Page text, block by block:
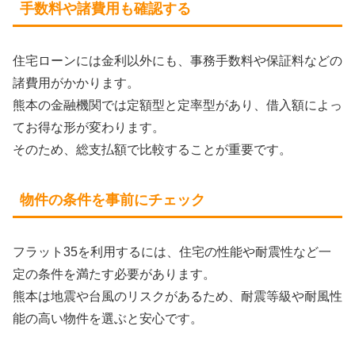
手数料や諸費用も確認する
住宅ローンには金利以外にも、事務手数料や保証料などの
諸費用がかかります。
熊本の金融機関では定額型と定率型があり、借入額によっ
てお得な形が変わります。
そのため、総支払額で比較することが重要です。
物件の条件を事前にチェック
フラット35を利用するには、住宅の性能や耐震性など一
定の条件を満たす必要があります。
熊本は地震や台風のリスクがあるため、耐震等級や耐風性
能の高い物件を選ぶと安心です。